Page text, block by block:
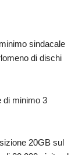
sindacale
di dischi
di minimo 3
20GB sul